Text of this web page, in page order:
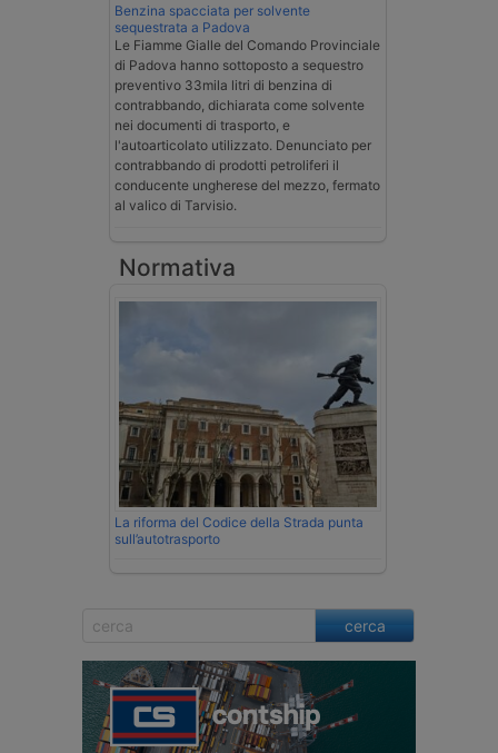
Benzina spacciata per solvente
sequestrata a Padova
Le Fiamme Gialle del Comando Provinciale
di Padova hanno sottoposto a sequestro
preventivo 33mila litri di benzina di
contrabbando, dichiarata come solvente
nei documenti di trasporto, e
l'autoarticolato utilizzato. Denunciato per
contrabbando di prodotti petroliferi il
conducente ungherese del mezzo, fermato
al valico di Tarvisio.
Normativa
La riforma del Codice della Strada punta
sull’autotrasporto
cerca